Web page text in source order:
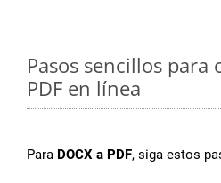
Pasos sencillos para
PDF en línea
Para DOCX a PDF, siga estos